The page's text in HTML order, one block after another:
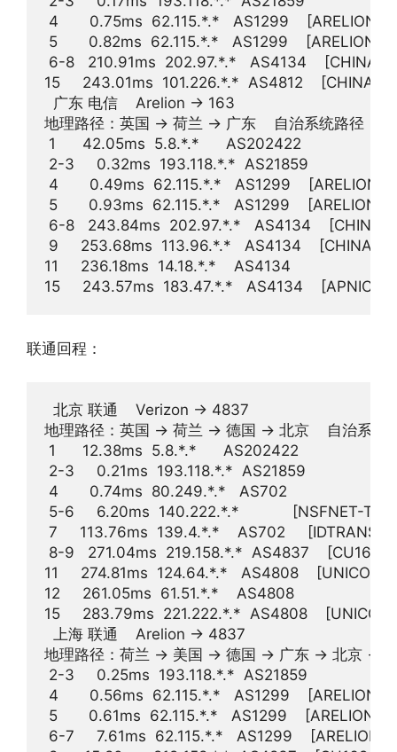
4       0.75ms  62.115.*.*   AS1299    [ARELION-
5       0.82ms  62.115.*.*   AS1299    [ARELION-
6-8   210.91ms  202.97.*.*   AS4134
15     243.01ms  101.226.*.*  AS4812
  广东 电信    Arelion -> 163
地理路径：英国 -> 荷兰 -> 广东    自治系统路径
1      42.05ms  5.8.*.*      AS202422
2-3     0.32ms  193.118.*.*  AS21859
4       0.49ms  62.115.*.*   AS1299    [ARELION-
5       0.93ms  62.115.*.*   AS1299    [ARELION-
6-8   243.84ms  202.97.*.*   AS4134
9     253.68ms  113.96.*.*   AS4134
11     236.18ms  14.18.*.*    AS4134
联通回程：
  北京 联通    Verizon -> 4837
地理路径：英国 -> 荷兰 -> 德国 -> 北京    自治系
1      12.38ms  5.8.*.*      AS202422
2-3     0.21ms  193.118.*.*  AS21859
4       0.74ms  80.249.*.*   AS702
5-6     6.20ms  140.222.*.*            [NSFNET-T3]
7     113.76ms  139.4.*.*    AS702     [IDTRANS]
8-9   271.04ms  219.158.*.*  AS4837    [CU169-
11     274.81ms  124.64.*.*   AS4808
12     261.05ms  61.51.*.*    AS4808
15     283.79ms  221.222.*.*  AS4808
  上海 联通    Arelion -> 4837
地理路径：荷兰 -> 美国 -> 德国 -> 广东 -> 北京 -
2-3     0.25ms  193.118.*.*  AS21859
4       0.56ms  62.115.*.*   AS1299    [ARELION-
5       0.61ms  62.115.*.*   AS1299    [ARELION-
6-7     7.61ms  62.115.*.*   AS1299    [ARELION-